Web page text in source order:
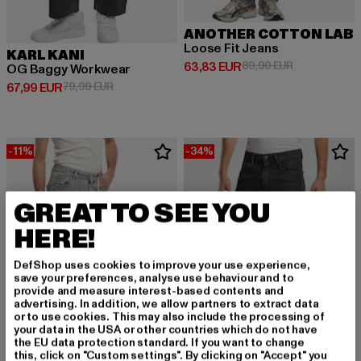
KARL KANI
OG Baggy Workwear
67,99 EUR
Derzeitiger Preis: 67,99 EUR
79,99 EURAktionspreis: 79,99 EUR
ANOTHER COTTON LAB
Loose Fit Jeans
63,83 EUR
Derzeitiger Preis: 63,83 EUR
89,90 EURAktionspreis:
-11% -34%
GREAT TO SEE YOU
HERE!
DefShop uses cookies to improve your use experience,
save your preferences, analyse use behaviour and to
provide and measure interest-based contents and
advertising. In addition, we allow partners to extract data
or to use cookies. This may also include the processing of
your data in the USA or other countries which do not have
the EU data protection standard. If you want to change
this, click on "Custom settings". By clicking on "Accept" you